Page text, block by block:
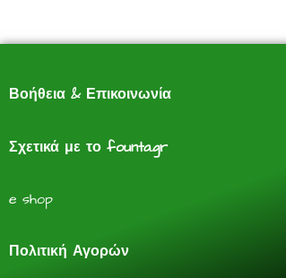
Βοήθεια & Επικοινωνία
Σχετικά με το founta.gr
e shop
Πολιτική Αγορών